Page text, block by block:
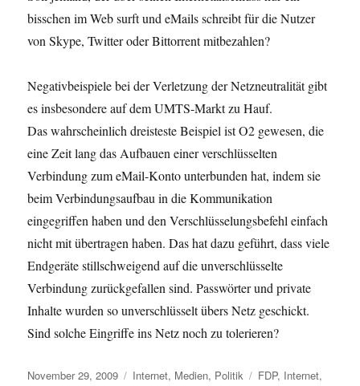
bisschen im Web surft und eMails schreibt für die Nutzer
von Skype, Twitter oder Bittorrent mitbezahlen?
Negativbeispiele bei der Verletzung der Netzneutralität gibt
es insbesondere auf dem UMTS-Markt zu Hauf.
Das wahrscheinlich dreisteste Beispiel ist O2 gewesen, die
eine Zeit lang das Aufbauen einer verschlüsselten
Verbindung zum eMail-Konto unterbunden hat, indem sie
beim Verbindungsaufbau in die Kommunikation
eingegriffen haben und den Verschlüsselungsbefehl einfach
nicht mit übertragen haben. Das hat dazu geführt, dass viele
Endgeräte stillschweigend auf die unverschlüsselte
Verbindung zurückgefallen sind. Passwörter und private
Inhalte wurden so unverschlüsselt übers Netz geschickt.
Sind solche Eingriffe ins Netz noch zu tolerieren?
Veröffentlicht
November 29, 2009 Kategorien
Internet, Medien, Politik Schlagwörter
FDP, Internet,